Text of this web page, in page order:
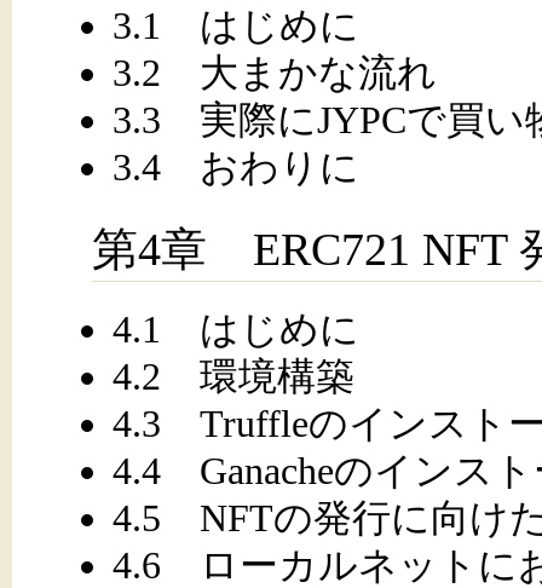
3.1 はじめに
3.2 大まかな流れ
3.3 実際にJYPCで買い
3.4 おわりに
第4章 ERC721 NFT
4.1 はじめに
4.2 環境構築
4.3 Truffleのインスト
4.4 Ganacheのインス
4.5 NFTの発行に向け
4.6 ローカルネットに